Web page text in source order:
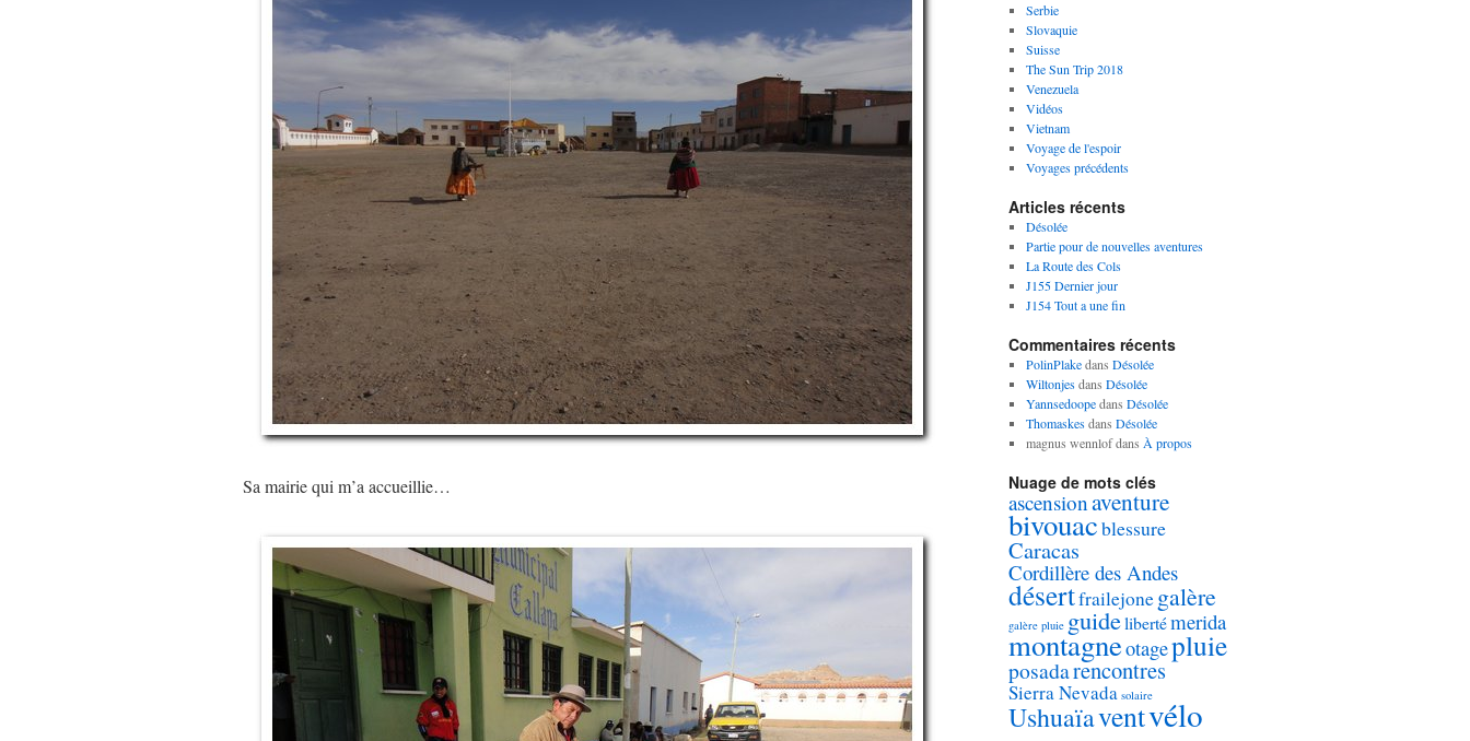
Sa mairie qui m’a accueillie…
Serbie
Slovaquie
Suisse
The Sun Trip 2018
Venezuela
Vidéos
Vietnam
Voyage de l'espoir
Voyages précédents
Articles récents
Désolée
Partie pour de nouvelles aventures
La Route des Cols
J155 Dernier jour
J154 Tout a une fin
Commentaires récents
PolinPlakedans Désolée
Wiltonjesdans Désolée
Yannsedoopedans Désolée
Thomaskesdans Désolée
magnus wennlofdans À propos
Nuage de mots clés
ascensionaventure
bivouacblessure
Caracas
Cordillère des Andes
désertfrailejonegalère
galère pluie guidelibertémerida
montagneotagepluie
posadarencontres
Sierra Nevada solaire
Ushuaïaventvélo